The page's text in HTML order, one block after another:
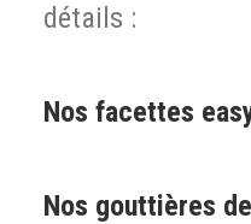
détails :
Nos facettes
Nos gouttières